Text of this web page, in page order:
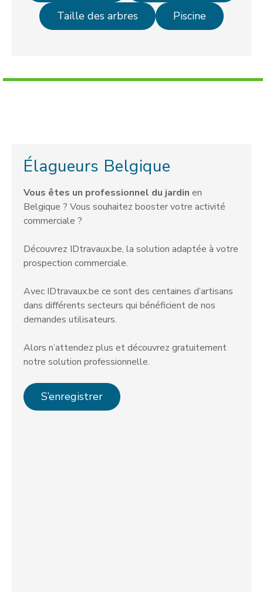
Taille des arbres
Piscine
Élagueurs Belgique
Vous êtes un professionnel du jardin en
Belgique ? Vous souhaitez booster votre activité
commerciale ?
Découvrez IDtravaux.be, la solution adaptée à votre
prospection commerciale.
Avec IDtravaux.be ce sont des centaines d’artisans
dans différents secteurs qui bénéficient de nos
demandes utilisateurs.
Alors n’attendez plus et découvrez gratuitement
notre solution professionnelle.
S’enregistrer